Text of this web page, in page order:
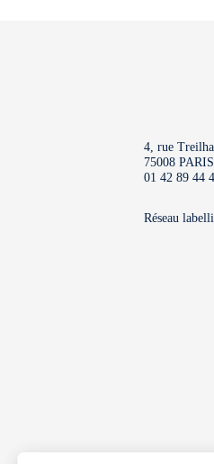
4, rue
75008 PARIS
01 42 89 44
Réseau